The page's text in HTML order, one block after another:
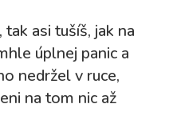
asi tušíš, jak na
úplnej panic a
nedržel v ruce,
na tom nic až